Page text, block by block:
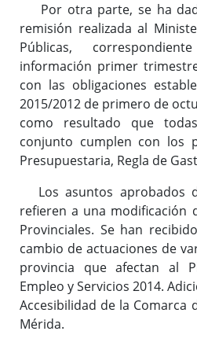
Por otra parte, se ha
remisión realizada al
Públicas,
información primer
con las obligaciones
2015/2012 de primero de
como resultado que
conjunto cumplen con los
Presupuestaria, Regla de
Los asuntos aprobados
refieren a una modificación
Provinciales. Se han
cambio de actuaciones de
provincia que afectan al
Empleo y Servicios 2014.
Accesibilidad de la Comarca
Mérida.